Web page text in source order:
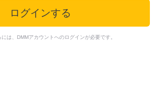
ログインする
は、DMMアカウントへのログインが必要です。